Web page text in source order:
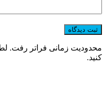
محدودیت زمانی فراتر رفت.
کنید.